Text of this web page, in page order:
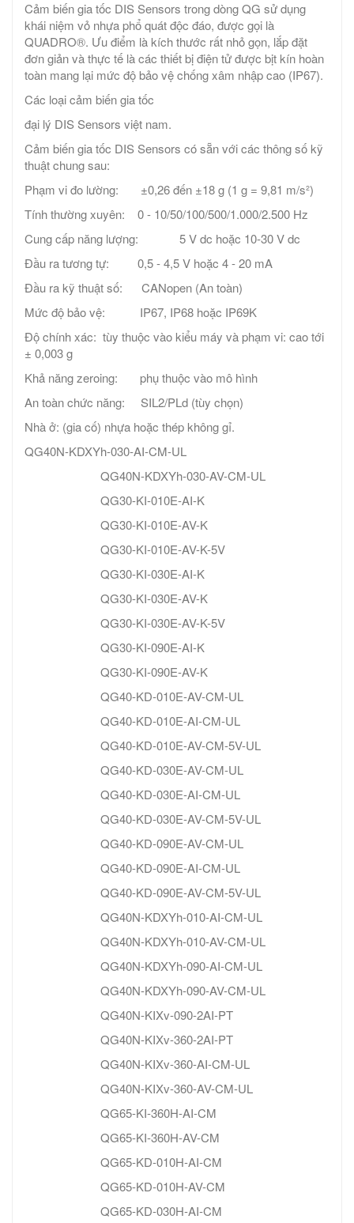
Cảm biến gia tốc DIS Sensors trong dòng QG sử dụng
khái niệm vỏ nhựa phổ quát độc đáo, được gọi là
QUADRO®. Ưu điểm là kích thước rất nhỏ gọn, lắp đặt
đơn giản và thực tế là các thiết bị điện tử được bịt kín hoàn
toàn mang lại mức độ bảo vệ chống xâm nhập cao (IP67).
Các loại cảm biến gia tốc
đại lý DIS Sensors việt nam.
Cảm biến gia tốc DIS Sensors có sẵn với các thông số kỹ
thuật chung sau:
Phạm vi đo lường: ±0,26 đến ±18 g (1 g = 9,81 m/s²)
Tính thường xuyên: 0 - 10/50/100/500/1.000/2.500 Hz
Cung cấp năng lượng: 5 V dc hoặc 10-30 V dc
Đầu ra tương tự: 0,5 - 4,5 V hoặc 4 - 20 mA
Đầu ra kỹ thuật số: CANopen (An toàn)
Mức độ bảo vệ: IP67, IP68 hoặc IP69K
Độ chính xác: tùy thuộc vào kiểu máy và phạm vi: cao tới
± 0,003 g
Khả năng zeroing: phụ thuộc vào mô hình
An toàn chức năng: SIL2/PLd (tùy chọn)
Nhà ở: (gia cố) nhựa hoặc thép không gỉ.
QG40N-KDXYh-030-AI-CM-UL
QG40N-KDXYh-030-AV-CM-UL
QG30-KI-010E-AI-K
QG30-KI-010E-AV-K
QG30-KI-010E-AV-K-5V
QG30-KI-030E-AI-K
QG30-KI-030E-AV-K
QG30-KI-030E-AV-K-5V
QG30-KI-090E-AI-K
QG30-KI-090E-AV-K
QG40-KD-010E-AV-CM-UL
QG40-KD-010E-AI-CM-UL
QG40-KD-010E-AV-CM-5V-UL
QG40-KD-030E-AV-CM-UL
QG40-KD-030E-AI-CM-UL
QG40-KD-030E-AV-CM-5V-UL
QG40-KD-090E-AV-CM-UL
QG40-KD-090E-AI-CM-UL
QG40-KD-090E-AV-CM-5V-UL
QG40N-KDXYh-010-AI-CM-UL
QG40N-KDXYh-010-AV-CM-UL
QG40N-KDXYh-090-AI-CM-UL
QG40N-KDXYh-090-AV-CM-UL
QG40N-KIXv-090-2AI-PT
QG40N-KIXv-360-2AI-PT
QG40N-KIXv-360-AI-CM-UL
QG40N-KIXv-360-AV-CM-UL
QG65-KI-360H-AI-CM
QG65-KI-360H-AV-CM
QG65-KD-010H-AI-CM
QG65-KD-010H-AV-CM
QG65-KD-030H-AI-CM